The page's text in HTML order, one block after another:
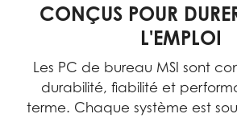
CONÇUS POUR
L'EMPLOI
Les PC de bureau MSI sont
durabilité, fiabilité et
terme. Chaque système est